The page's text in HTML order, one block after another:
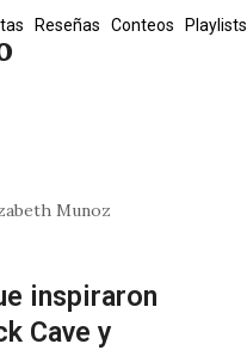
Reseñas Conteos Playlists
Munoz
inspiraron
Cave y